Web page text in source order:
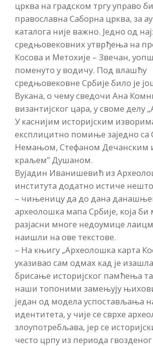
црква на градском тргу управо
православна Саборна црква, за
каталога није важно. Једно од
средњовековних утврђења на
Косова и Метохије – Звечан,
поменуто у водичу. Под влашћу
средњовековне Србије било је
Вукана, о чему сведочи Ана
византијског цара, у своме делу
У каснијим историјским
експлицитно помиње заједно са
Немањом, Стефаном Дечанским
краљем” Душаном.
Вујадин Иванишевић из
института додатно истиче
– чињеницу да до дана
археолошка мапа Србије, која би
разјасни многе недоумице
наишли на ове текстове.
– На књигу „Археолошка карта
указивао сам одмах кад је
брисање историјског памћења
наши топоними замењују
један од модела успостављања
идентитета, у чије се сврхе
злоупотребљава, јер се
често црпу из периода